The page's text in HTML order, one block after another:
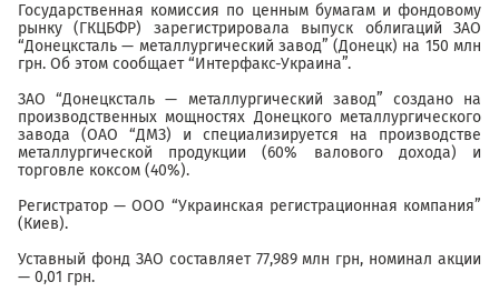
Государственная комиссия по ценным бумагам и фондовому
рынку (ГКЦБФР) зарегистрировала выпуск облигаций ЗАО
“Донецксталь — металлургический завод” (Донецк) на 150 млн
грн. Об этом сообщает “Интерфакс-Украина”.
ЗАО “Донецксталь — металлургический завод” создано на
производственных мощностях Донецкого металлургического
завода (ОАО “ДМЗ) и специализируется на производстве
металлургической продукции (60% валового дохода) и
торговле коксом (40%).
Регистратор — ООО “Украинская регистрационная компания”
(Киев).
Уставный фонд ЗАО составляет 77,989 млн грн, номинал акции
— 0,01 грн.